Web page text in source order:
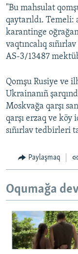
Українською
QOŞULIÑIZ!
RFE/RS bütün
"Bu mahsulat
qaytarıldı. Temeli:
karantinge
vaqtıncalıq
AS-3/13487
Qomşu Rusiye ve
Ukrainanıñ
Moskvağa qarşı
qarşı erzaq ve köy
sıñırlav tedbirleri
Paylaşmaq
Oqumağa